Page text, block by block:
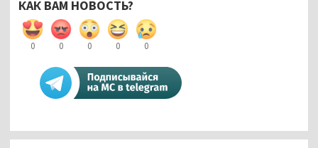
КАК ВАМ НОВОСТЬ?
0 0 0 0 0